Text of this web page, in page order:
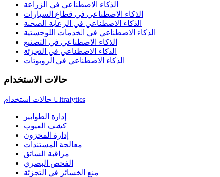
الذكاء الاصطناعي في الزراعة
الذكاء الاصطناعي في قطاع السيارات
الذكاء الاصطناعي في الرعاية الصحية
الذكاء الاصطناعي في الخدمات اللوجستية
الذكاء الاصطناعي في التصنيع
الذكاء الاصطناعي في التجزئة
الذكاء الاصطناعي في الروبوتات
حالات الاستخدام
حالات استخدام Ultralytics
إدارة الطوابير
كشف العيوب
إدارة المخزون
معالجة المستندات
مراقبة السائق
الفحص البصري
منع الخسائر في التجزئة